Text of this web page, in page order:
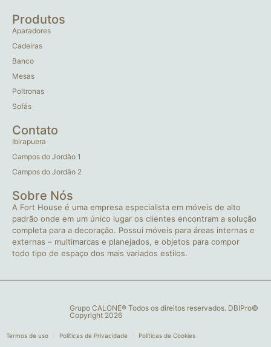
Produtos
Aparadores
Cadeiras
Banco
Mesas
Poltronas
Sofás
Contato
Ibirapuera
Campos do Jordão 1
Campos do Jordão 2
Sobre Nós
A Fort House é uma empresa especialista em móveis de alto
padrão onde em um único lugar os clientes encontram a solução
completa para a decoração. Possui móveis para áreas internas e
externas – multimarcas e planejados, e objetos para compor
todo tipo de espaço dos mais variados estilos.
Grupo CALONE® Todos os direitos reservados. DBIPro©
Copyright 2026
Termos de uso Políticas de Privacidade Políticas de Cookies